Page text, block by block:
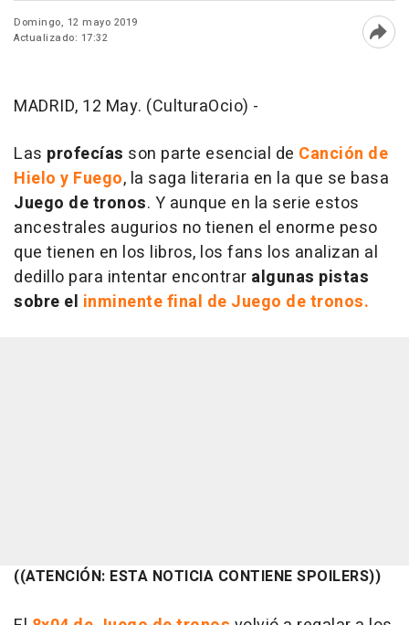
Domingo, 12 mayo 2019
Actualizado: 17:32
MADRID, 12 May. (CulturaOcio) -
Las profecías son parte esencial de Canción de
Hielo y Fuego, la saga literaria en la que se basa
Juego de tronos. Y aunque en la serie estos
ancestrales augurios no tienen el enorme peso
que tienen en los libros, los fans los analizan al
dedillo para intentar encontrar algunas pistas
sobre el inminente final de Juego de tronos.
((ATENCIÓN: ESTA NOTICIA CONTIENE SPOILERS))